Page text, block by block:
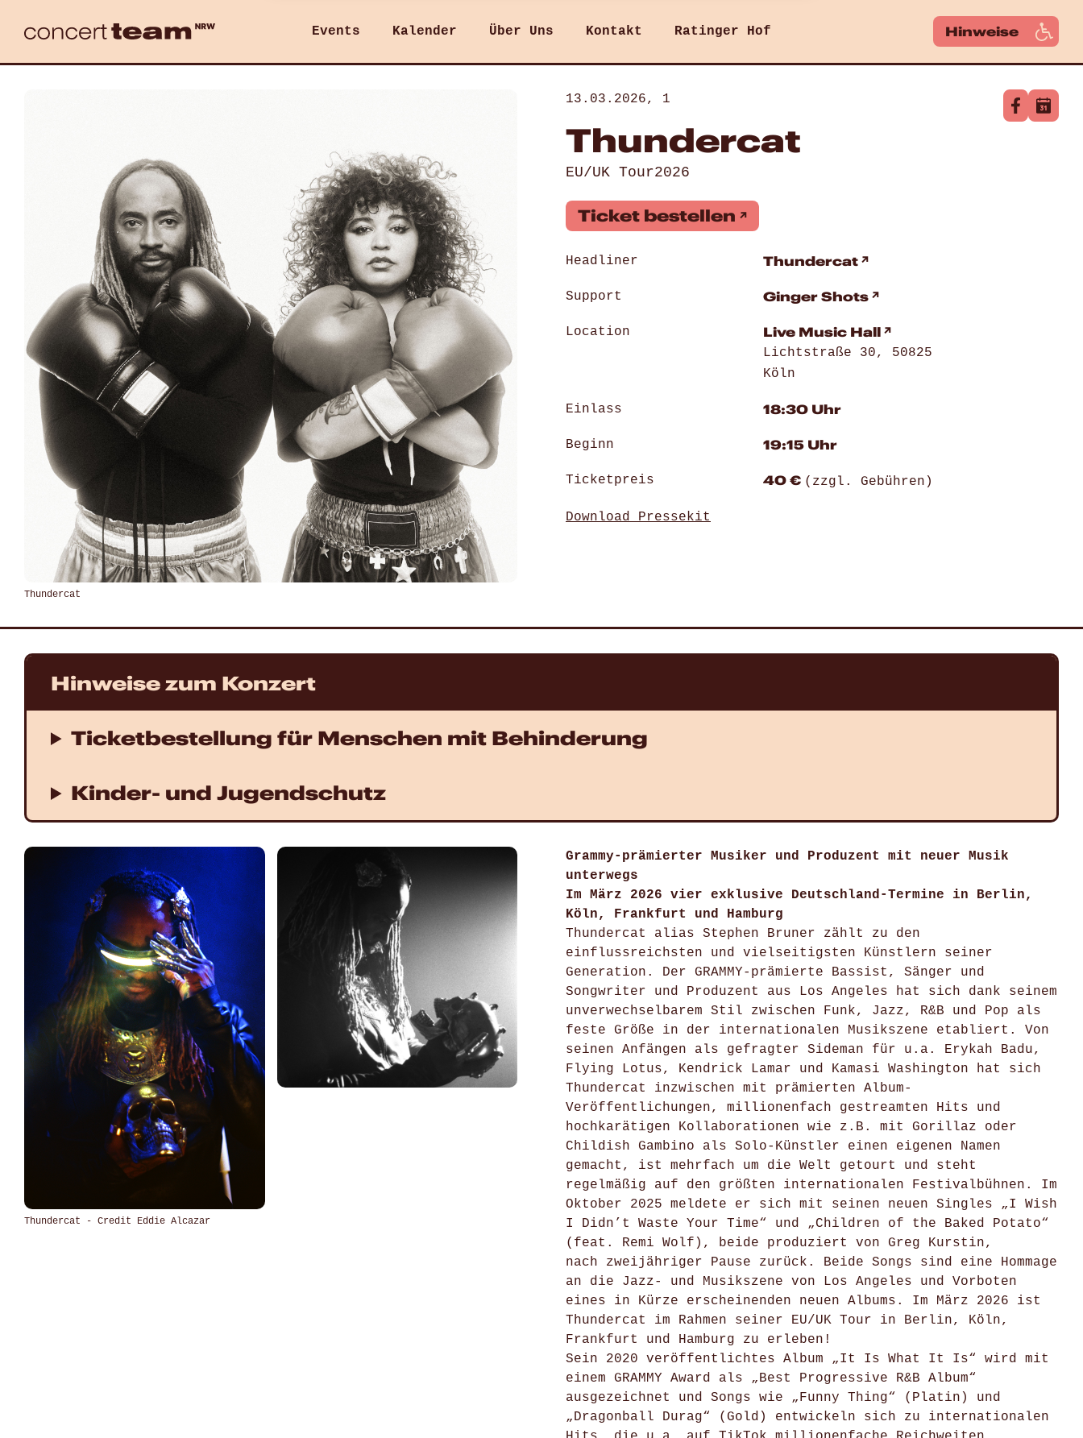
Events Kalender Über Uns Kontakt Ratinger Hof Hinweise
Thundercat
13.03.2026, 1
Thundercat
EU/UK Tour2026
Ticket bestellen
Headliner Thundercat
Support Ginger Shots
Location Live Music Hall
Lichtstraße 30, 50825
Köln
Einlass 18:30 Uhr
Beginn 19:15 Uhr
Ticketpreis 40 € (zzgl. Gebühren)
Download Pressekit
Hinweise zum Konzert
Ticketbestellung für Menschen mit Behinderung
Kinder- und Jugendschutz
Thundercat - Credit Eddie Alcazar
Grammy-prämierter Musiker und Produzent mit neuer Musik
unterwegs
Im März 2026 vier exklusive Deutschland-Termine in Berlin,
Köln, Frankfurt und Hamburg
Thundercat alias Stephen Bruner zählt zu den
einflussreichsten und vielseitigsten Künstlern seiner
Generation. Der GRAMMY-prämierte Bassist, Sänger und
Songwriter und Produzent aus Los Angeles hat sich dank seinem
unverwechselbarem Stil zwischen Funk, Jazz, R&B und Pop als
feste Größe in der internationalen Musikszene etabliert. Von
seinen Anfängen als gefragter Sideman für u.a. Erykah Badu,
Flying Lotus, Kendrick Lamar und Kamasi Washington hat sich
Thundercat inzwischen mit prämierten Album-
Veröffentlichungen, millionenfach gestreamten Hits und
hochkarätigen Kollaborationen wie z.B. mit Gorillaz oder
Childish Gambino als Solo-Künstler einen eigenen Namen
gemacht, ist mehrfach um die Welt getourt und steht
regelmäßig auf den größten internationalen Festivalbühnen. Im
Oktober 2025 meldete er sich mit seinen neuen Singles „I Wish
I Didn’t Waste Your Time“ und „Children of the Baked Potato“
(feat. Remi Wolf), beide produziert von Greg Kurstin,
nach zweijähriger Pause zurück. Beide Songs sind eine Hommage
an die Jazz- und Musikszene von Los Angeles und Vorboten
eines in Kürze erscheinenden neuen Albums. Im März 2026 ist
Thundercat im Rahmen seiner EU/UK Tour in Berlin, Köln,
Frankfurt und Hamburg zu erleben!
Sein 2020 veröffentlichtes Album „It Is What It Is“ wird mit
einem GRAMMY Award als „Best Progressive R&B Album“
ausgezeichnet und Songs wie „Funny Thing“ (Platin) und
„Dragonball Durag“ (Gold) entwickeln sich zu internationalen